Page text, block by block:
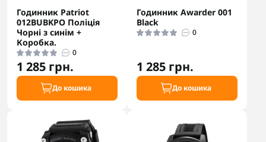
Годинник Patriot
012BUBKPO Поліція
Чорні з синім +
Коробка.
0
1 285 грн.
До кошика
Годинник Awarder 001
Black
0
1 285 грн.
До кошика